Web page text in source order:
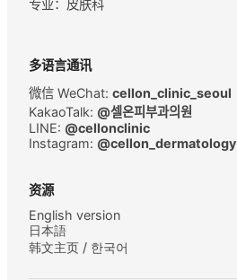
专业：皮肤科
多语言通讯
微信 WeChat: cellon_clinic_seoul
KakaoTalk: @셀온피부과의원
LINE: @cellonclinic
Instagram: @cellon_dermatology
资源
English version
日本語
韩文主页 / 한국어